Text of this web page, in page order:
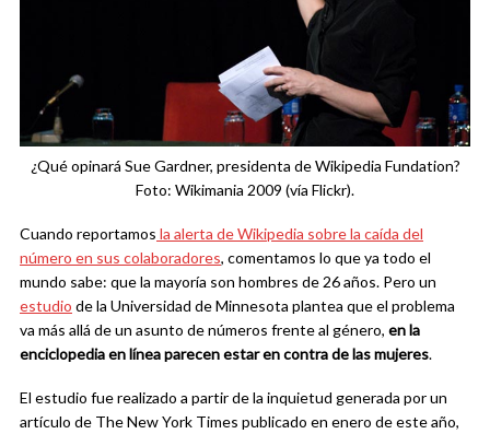
¿Qué opinará Sue Gardner, presidenta de Wikipedia Fundation?
Foto: Wikimania 2009 (vía Flickr).
Cuando reportamos la alerta de Wikipedia sobre la caída del
número en sus colaboradores, comentamos lo que ya todo el
mundo sabe: que la mayoría son hombres de 26 años. Pero un
estudio de la Universidad de Minnesota plantea que el problema
va más allá de un asunto de números frente al género, en la
enciclopedia en línea parecen estar en contra de las mujeres.
El estudio fue realizado a partir de la inquietud generada por un
artículo de The New York Times publicado en enero de este año,